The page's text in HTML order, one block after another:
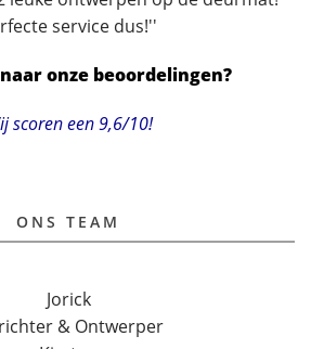
service dus!''
onze beoordelingen?
scoren een 9,6/10!
ONS TEAM
Jorick
& Ontwerper